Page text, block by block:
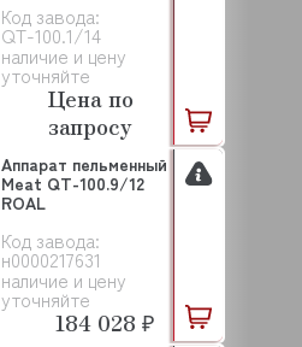
Код завода:
QT-100.1/14
наличие и цену
уточняйте
Цена по
запросу
Код завода:
н0000217631
наличие и цену
уточняйте
Аппарат пельменный
Meat QT-100.9/12
ROAL
184 028 ₽